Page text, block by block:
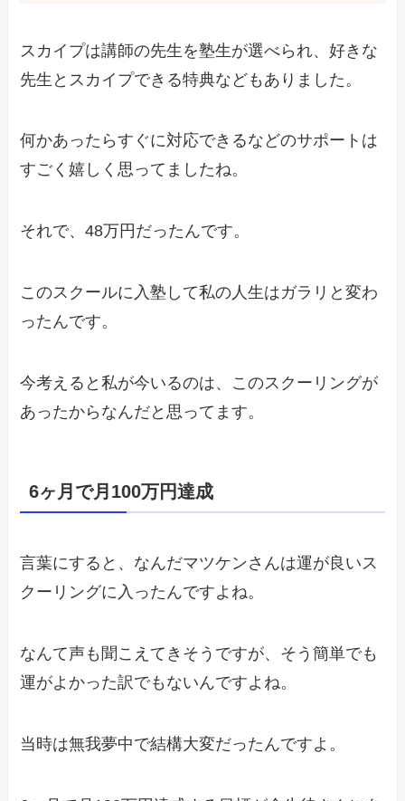
スカイプは講師の先生を塾生が選べられ、好きな
先生とスカイプできる特典などもありました。
何かあったらすぐに対応できるなどのサポートは
すごく嬉しく思ってましたね。
それで、48万円だったんです。
このスクールに入塾して私の人生はガラリと変わ
ったんです。
今考えると私が今いるのは、このスクーリングが
あったからなんだと思ってます。
6ヶ月で月100万円達成
言葉にすると、なんだマツケンさんは運が良いス
クーリングに入ったんですよね。
なんて声も聞こえてきそうですが、そう簡単でも
運がよかった訳でもないんですよね。
当時は無我夢中で結構大変だったんですよ。